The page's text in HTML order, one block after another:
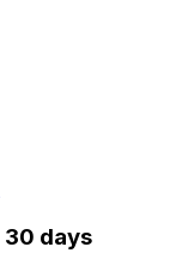
30 days